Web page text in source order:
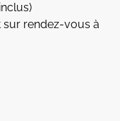
sur rendez-vous à